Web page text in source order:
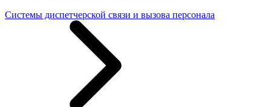
Системы диспетчерской связи и вызова персонала